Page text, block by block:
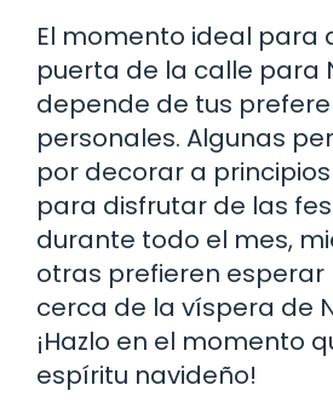
El momento ideal para
puerta de la calle para
depende de tus
personales. Algunas
por decorar a
para disfrutar de las
durante todo el mes,
otras prefieren
cerca de la víspera de
¡Hazlo en el momento
espíritu navideño!